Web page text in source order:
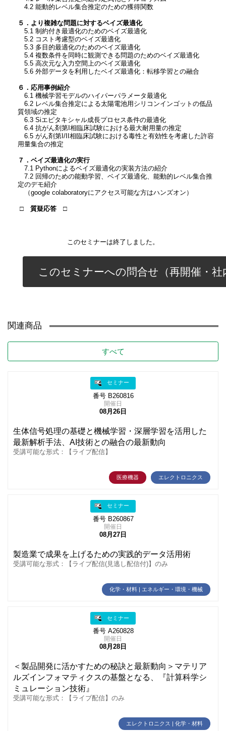
4.2 能動的レベル集合推定のための獲得関数
５．より複雑な問題に対するベイズ最適化
5.1 制約付き最適化のためのベイズ最適化
5.2 コスト考慮型のベイズ最適化
5.3 多目的最適化のためのベイズ最適化
5.4 複数条件を同時に観測できる問題のためのベイズ最適化
5.5 高次元な入力空間上のベイズ最適化
5.6 外部データを利用したベイズ最適化：転移学習との融合
６．応用事例紹介
6.1 機械学習モデルのハイパーパラメータ最適化
6.2 レベル集合推定による太陽電池用シリコンインゴットの低品
質領域の推定
6.3 Siエピタキシャル成長プロセス条件の最適化
6.4 抗がん剤第I相臨床試験における最大耐用量の推定
6.5 がん剤第I/II相臨床試験における毒性と有効性を考慮した許容
用量集合の推定
７．ベイズ最適化の実行
7.1 Pythonによるベイズ最適化の実装方法の紹介
7.2 回帰のための能動学習、ベイズ最適化、能動的レベル集合推
定のデモ紹介
（google colaboratoryにアクセス可能な方はハンズオン）
□ 質疑応答 □
このセミナーは終了しました。
このセミナーへの問合せ（再開催・社
関連商品
すべて
セミナー
番号 B260816
開催日
08月26日
生体信号処理の基礎と機械学習・深層学習を活用した
最新解析手法、AI技術との融合の最新動向
受講可能な形式：【ライブ配信】
医療機器 エレクトロニクス
セミナー
番号 B260867
開催日
08月27日
製造業で成果を上げるための実践的データ活用術
受講可能な形式：【ライブ配信(見逃し配信付)】のみ
化学・材料 | エネルギー・環境・機械
セミナー
番号 A260828
開催日
08月28日
＜製品開発に活かすための秘訣と最新動向＞マテリア
ルズインフォマティクスの基盤となる、『計算科学シ
ミュレーション技術』
受講可能な形式：【ライブ配信】のみ
エレクトロニクス | 化学・材料